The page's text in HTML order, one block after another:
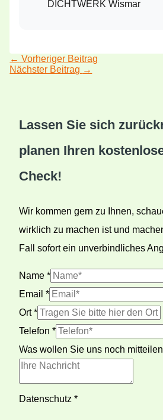
DICHTWERK Wismar
← Vorheriger Beitrag
Nächster Beitrag →
Lassen Sie sich
planen Ihren
Check!
Wir kommen gern zu Ihnen,
wirklich zu machen ist und
Fall sofort ein unverbindliches
Name *
Email *
Ort*
Telefon *
Was wollen Sie uns noch
Datenschutz *